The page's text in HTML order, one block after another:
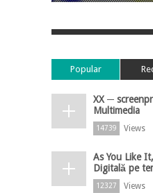
Popular
XX ─
Multimedia
14739 Views
As You Like
Digitală pe
12327 Views